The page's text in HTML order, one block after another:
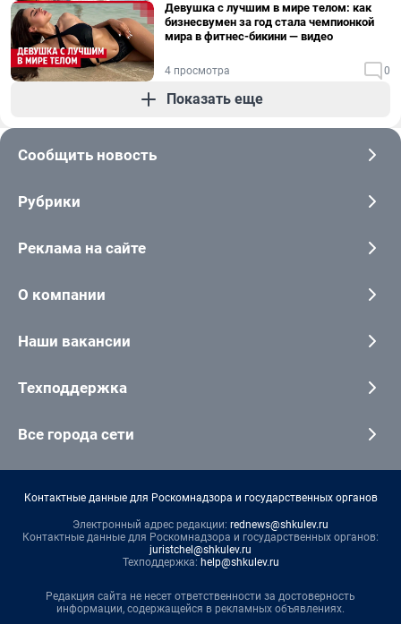
Девушка с лучшим в мире телом: как
бизнесвумен за год стала чемпионкой
мира в фитнес-бикини — видео
4 просмотра 0
Показать еще
Сообщить новость
Рубрики
Реклама на сайте
О компании
Наши вакансии
Техподдержка
Все города сети
Контактные данные для Роскомнадзора и государственных органов
Электронный адрес редакции: rednews@shkulev.ru
Контактные данные для Роскомнадзора и государственных органов:
juristchel@shkulev.ru
Техподдержка: help@shkulev.ru
Редакция сайта не несет ответственности за достоверность
информации, содержащейся в рекламных объявлениях.